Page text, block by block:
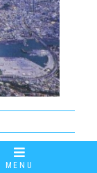
、北：
MENU